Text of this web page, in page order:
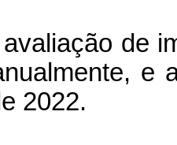
de
e
2022.